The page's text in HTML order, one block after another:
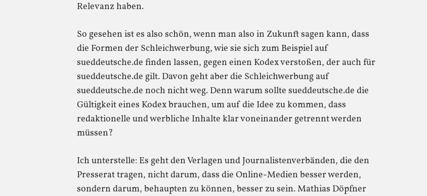
Relevanz haben.
So gesehen ist es also schön, wenn man also in Zukunft sagen kann, dass
die Formen der Schleichwerbung, wie sie sich zum Beispiel auf
sueddeutsche.de finden lassen, gegen einen Kodex verstoßen, der auch für
sueddeutsche.de gilt. Davon geht aber die Schleichwerbung auf
sueddeutsche.de noch nicht weg. Denn warum sollte sueddeutsche.de die
Gültigkeit eines Kodex brauchen, um auf die Idee zu kommen, dass
redaktionelle und werbliche Inhalte klar voneinander getrennt werden
müssen?
Ich unterstelle: Es geht den Verlagen und Journalistenverbänden, die den
Presserat tragen, nicht darum, dass die Online-Medien besser werden,
sondern darum, behaupten zu können, besser zu sein. Mathias Döpfner